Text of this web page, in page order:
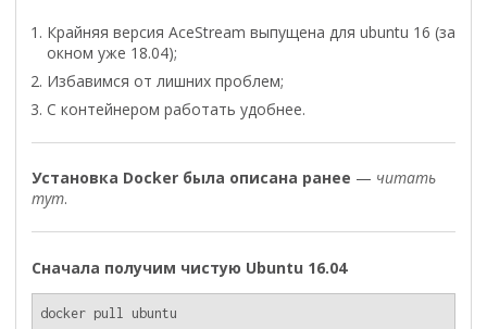
Крайняя версия AceStream выпущена для ubuntu 16 (за
окном уже 18.04);
Избавимся от лишних проблем;
С контейнером работать удобнее.
Установка Docker была описана ранее — читать
тут.
Cначала получим чистую Ubuntu 16.04
docker pull ubuntu